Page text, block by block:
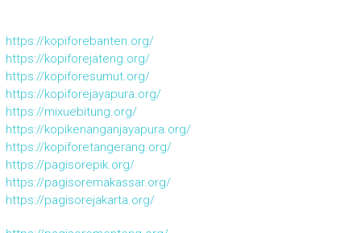
https://kopiforebanten.org/
https://kopiforejateng.org/
https://kopiforesumut.org/
https://kopiforejayapura.org/
https://mixuebitung.org/
https://kopikenanganjayapura.org/
https://kopiforetangerang.org/
https://pagisorepik.org/
https://pagisoremakassar.org/
https://pagisorejakarta.org/